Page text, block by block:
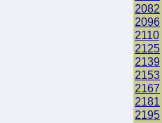
2082
2096
2110
2125
2139
2153
2167
2181
2195